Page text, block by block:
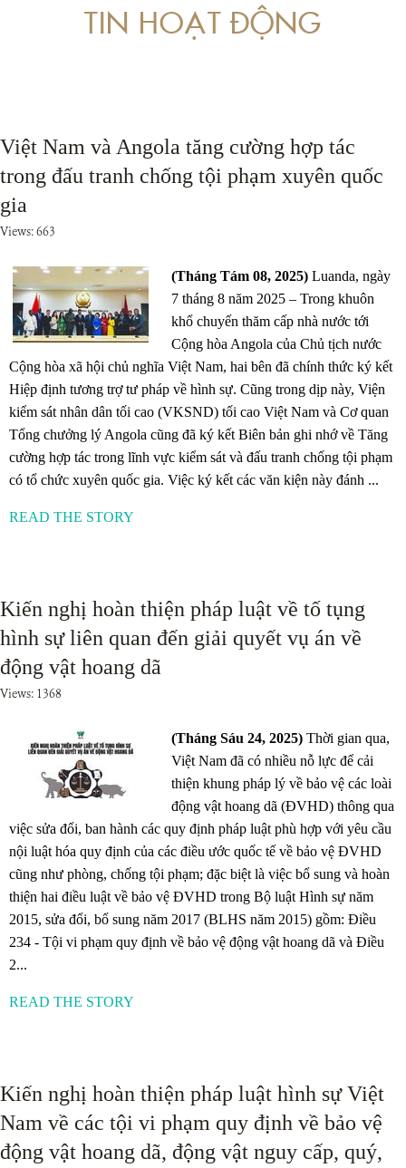
PHÒNG, CHỐNG RỬA TIỀN LIÊN QUAN ĐẾN BUÔN BÁN TRÁI PHÁP
TIN HOẠT ĐỘNG
Việt Nam và Angola tăng cường hợp tác
trong đấu tranh chống tội phạm xuyên quốc
gia
Views: 663
(Tháng Tám 08, 2025) Luanda, ngày
7 tháng 8 năm 2025 – Trong khuôn
khổ chuyến thăm cấp nhà nước tới
Cộng hòa Angola của Chủ tịch nước
Cộng hòa xã hội chủ nghĩa Việt Nam, hai bên đã chính thức ký kết
Hiệp định tương trợ tư pháp về hình sự. Cũng trong dịp này, Viện
kiểm sát nhân dân tối cao (VKSND) tối cao Việt Nam và Cơ quan
Tổng chưởng lý Angola cũng đã ký kết Biên bản ghi nhớ về Tăng
cường hợp tác trong lĩnh vực kiểm sát và đấu tranh chống tội phạm
có tổ chức xuyên quốc gia. Việc ký kết các văn kiện này đánh ...
READ THE STORY
Kiến nghị hoàn thiện pháp luật về tố tụng
hình sự liên quan đến giải quyết vụ án về
động vật hoang dã
Views: 1368
(Tháng Sáu 24, 2025) Thời gian qua,
Việt Nam đã có nhiều nỗ lực để cải
thiện khung pháp lý về bảo vệ các loài
động vật hoang dã (ĐVHD) thông qua
việc sửa đổi, ban hành các quy định pháp luật phù hợp với yêu cầu
nội luật hóa quy định của các điều ước quốc tế về bảo vệ ĐVHD
cũng như phòng, chống tội phạm; đặc biệt là việc bổ sung và hoàn
thiện hai điều luật về bảo vệ ĐVHD trong Bộ luật Hình sự năm
2015, sửa đổi, bổ sung năm 2017 (BLHS năm 2015) gồm: Điều
234 - Tội vi phạm quy định về bảo vệ động vật hoang dã và Điều
2...
READ THE STORY
Kiến nghị hoàn thiện pháp luật hình sự Việt
Nam về các tội vi phạm quy định về bảo vệ
động vật hoang dã, động vật nguy cấp, quý,